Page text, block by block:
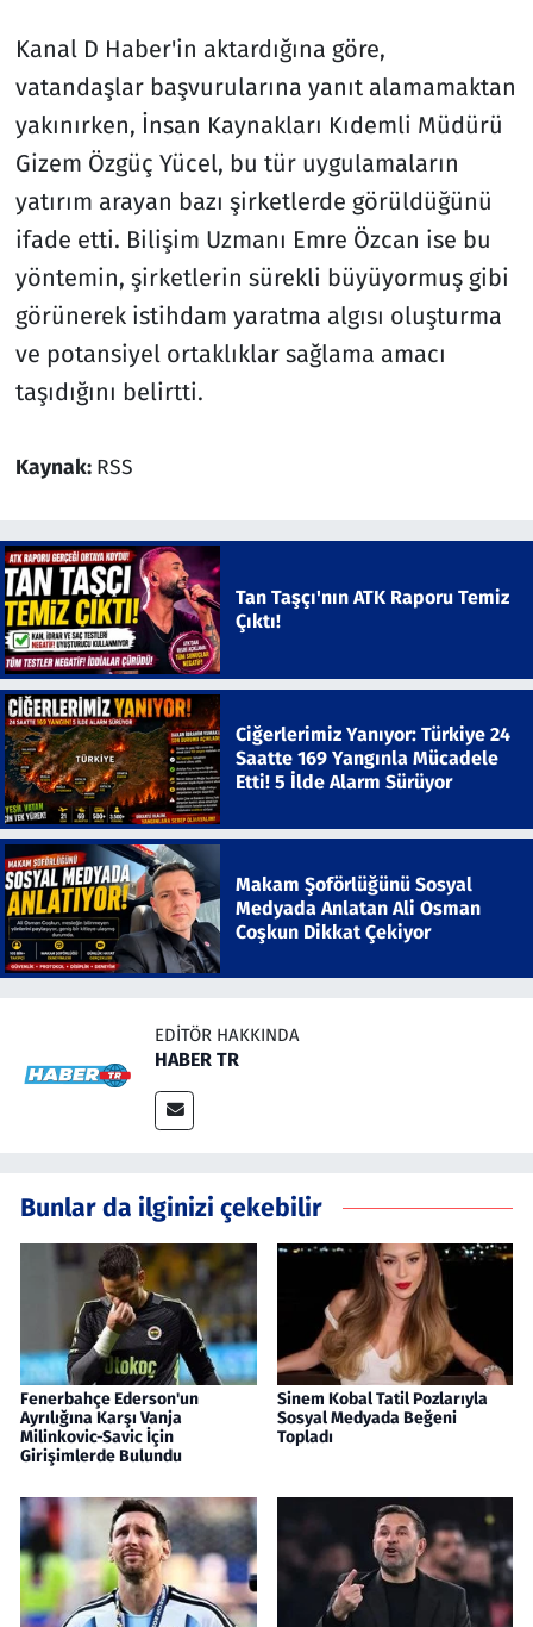
Kanal D Haber'in aktardığına göre,
vatandaşlar başvurularına yanıt alamamaktan
yakınırken, İnsan Kaynakları Kıdemli Müdürü
Gizem Özgüç Yücel, bu tür uygulamaların
yatırım arayan bazı şirketlerde görüldüğünü
ifade etti. Bilişim Uzmanı Emre Özcan ise bu
yöntemin, şirketlerin sürekli büyüyormuş gibi
görünerek istihdam yaratma algısı oluşturma
ve potansiyel ortaklıklar sağlama amacı
taşıdığını belirtti.
Kaynak: RSS
Tan Taşçı'nın ATK Raporu Temiz
Çıktı!
Ciğerlerimiz Yanıyor: Türkiye 24
Saatte 169 Yangınla Mücadele
Etti! 5 İlde Alarm Sürüyor
Makam Şoförlüğünü Sosyal
Medyada Anlatan Ali Osman
Coşkun Dikkat Çekiyor
EDITÖR HAKKINDA
HABER TR
Bunlar da ilginizi çekebilir
Fenerbahçe Ederson'un
Ayrılığına Karşı Vanja
Milinkovic-Savic İçin
Girişimlerde Bulundu
Sinem Kobal Tatil Pozlarıyla
Sosyal Medyada Beğeni
Topladı